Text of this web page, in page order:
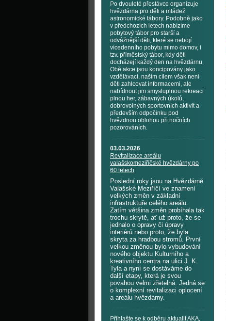
Po dvouleté přestávce organizuje
hvězdárna pro děti a mládež
astronomické tábory. Podobně jako
v předchozích letech nabízíme
pobytový tábor pro starší a
odvážnější děti, které se nebojí
vícedenního pobytu mimo domov, i
tzv. příměstský tábor, kdy děti
docházejí každý den na hvězdárnu.
Obě akce jsou koncipovány jako
vzdělávací, naším cílem však není
děti zahlcovat informacemi, ale
nabídnout jim smysluplnou rekreaci
plnou her, zábavných úkolů,
dobrovolných sportovních aktivit a
především odpočinku pod
hvězdnou oblohou při nočních
pozorováních.
03.03.2026
Revitalizace areálu
valašskomeziříčské hvězdárny po
60 letech
Poslední roky jsou na Hvězdárně
Valašské Meziříčí ve znamení
velkých změn v základní
infrastruktuře celého areálu.
Zatím většina změn probíhala tak
trochu skrytě, ať už proto, že se
jednalo o opravy či úpravy
interiérů nebo proto, že byla
skryta za hradbou stromů. První
velkou změnou bylo vybudování
nového objektu Kulturního a
kreativního centra na ulici J. K.
Tyla a nyní se dostáváme do
další etapy, která je svou
povahou velmi zřetelná. Jedná se
o komplexní revitalizaci oplocení
a areálu hvězdárny.
Přihlašte se k odběru aktualit AKA,